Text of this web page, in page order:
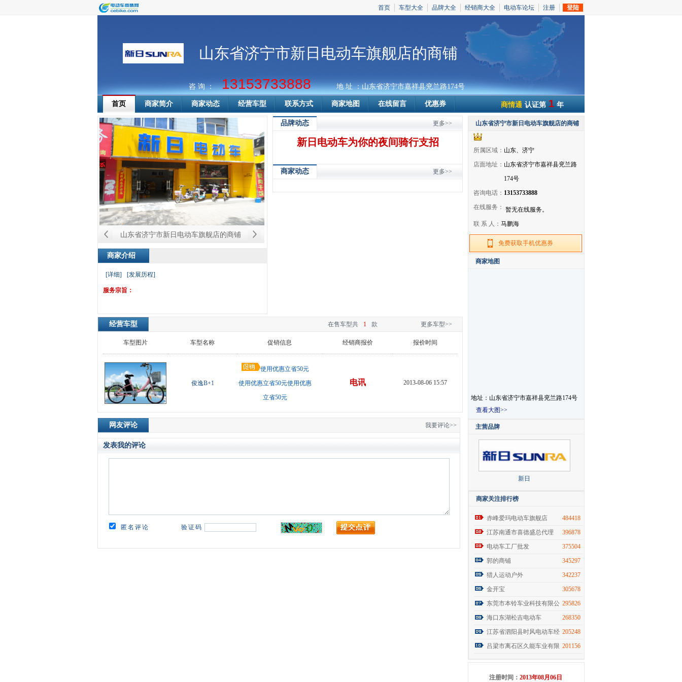
首页 车型大全 品牌大全 经销商大全 电动车论坛 注册 登陆
山东省济宁市新日电动车旗舰店的商铺
咨 询 ： 13153733888 地 址 ：山东省济宁市嘉祥县兖兰路174号
首页 商家简介 商家动态 经营车型 联系方式 商家地图 在线留言 优惠券 商情通 认证第 1 年
山东省济宁市新日电动车旗舰店的商铺
商家介绍
[详细] [发展历程]
服务宗旨：
品牌动态 更多>>
新日电动车为你的夜间骑行支招
商家动态 更多>>
经营车型 在售车型共 1 款 更多车型>>
车型图片 车型名称 促销信息 经销商报价 报价时间
俊逸B+1
使用优惠立省50元
使用优惠立省50元使用优惠
立省50元
电讯 2013-08-06 15:57
山东省济宁市新日电动车旗舰店的商铺
所属区域： 山东、济宁
店面地址： 山东省济宁市嘉祥县兖兰路
174号
咨询电话： 13153733888
在线服务： 暂无在线服务。
联 系 人： 马鹏海
免费获取手机优惠券
商家地图
地址：山东省济宁市嘉祥县兖兰路174号
查看大图>>
主营品牌
新日
商家关注排行榜
赤峰爱玛电动车旗舰店
484418
江苏南通市喜德盛总代理
396878
电动车工厂批发
375504
郭的商铺
345297
猎人运动户外
342237
金开宝
305678
东莞市本铃车业科技有限公 295826
海口东湖松吉电动车
268350
江苏省泗阳县时风电动车经 205248
吕梁市离石区久能车业有限 201156
注册时间： 2013年08月06日